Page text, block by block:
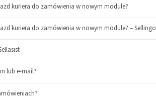
kuriera do zamówienia w nowym module?
kuriera do zamówienia w nowym module? – Sellingo
lub e-mail?